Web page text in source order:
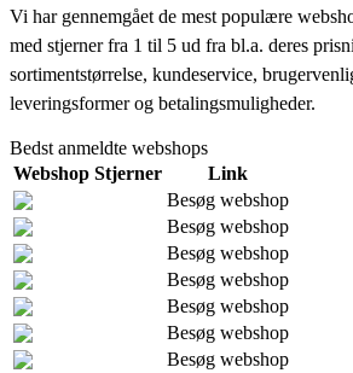
Vi har gennemgået de mest populære
med stjerner fra 1 til 5 ud fra bl.a. deres
sortimentstørrelse, kundeservice,
leveringsformer og betalingsmuligheder.
Bedst anmeldte webshops
Webshop Stjerner
Link
Besøg webshop
Besøg webshop
Besøg webshop
Besøg webshop
Besøg webshop
Besøg webshop
Besøg webshop